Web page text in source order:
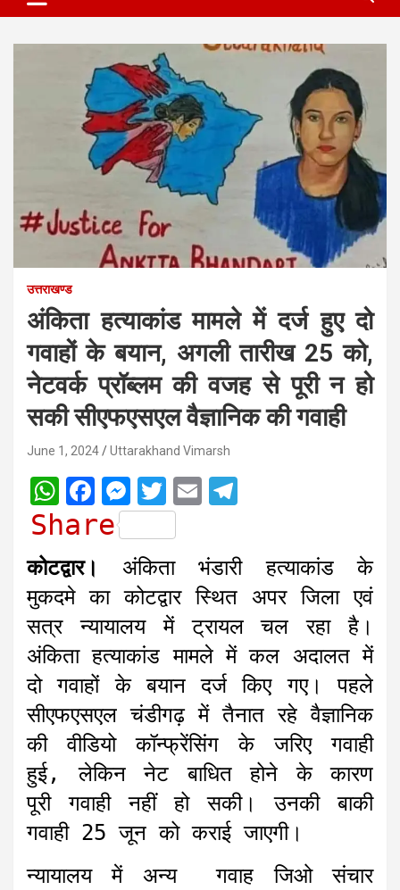
उत्तराखण्ड
अंकिता हत्याकांड मामले में दर्ज हुए दो
गवाहों के बयान, अगली तारीख 25 को,
नेटवर्क प्रॉब्लम की वजह से पूरी न हो
सकी सीएफएसएल वैज्ञानिक की गवाही
June 1, 2024 Uttarakhand Vimarsh
W
h
t
s
A
p
p
F
a
b
o
o
k
M
e
s
s
e
n
g
e
r
T
w
i
t
t
e
r
E
a
i
l
l
e
g
r
a
m
Share
कोटद्वार।
अंकिता भंडारी हत्याकांड के
मुकदमे का कोटद्वार स्थित अपर जिला एवं
सत्र न्यायालय में ट्रायल चल रहा है।
अंकिता हत्याकांड मामले में कल अदालत में
दो गवाहों के बयान दर्ज किए गए। पहले
सीएफएसएल चंडीगढ़ में तैनात रहे वैज्ञानिक
की वीडियो कॉन्फ्रेंसिंग के जरिए गवाही
हुई, लेकिन नेट बाधित होने के कारण
पूरी गवाही नहीं हो सकी। उनकी बाकी
गवाही 25 जून को कराई जाएगी।
न्यायालय में अन्य गवाह जिओ संचार